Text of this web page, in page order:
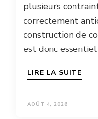
plusieurs
correctement
construction de
est donc
LIRE LA SUITE
AOÛT 4, 2026